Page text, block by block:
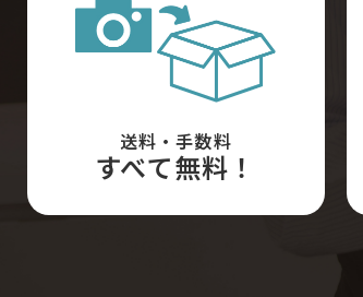
送料・手数料
すべて無料！